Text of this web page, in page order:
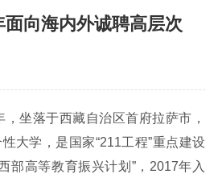
向海内外诚聘高层次
坐落于西藏自治区首府拉萨市，
大学，是国家“211工程”重点建设
部高等教育振兴计划”，2017年入